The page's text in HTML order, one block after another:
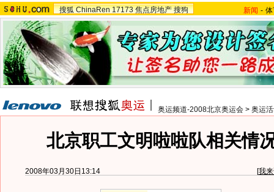
搜狐 ChinaRen 17173 焦点房地产 搜狗 新闻 -
奥运频道-2008北京奥运会 > 奥运
北京职工文明啦啦队相关情
2008年03月30日13:14 [我